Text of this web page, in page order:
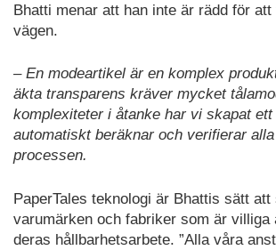
Bhatti menar att han inte är rädd för att
vägen.
– En modeartikel är en komplex
äkta transparens kräver mycket
komplexiteter i åtanke har vi skapat
automatiskt beräknar och verifierar alla
processen.
PaperTales teknologi är Bhattis sätt att
varumärken och fabriker som är villiga
deras hållbarhetsarbete. ”Alla våra